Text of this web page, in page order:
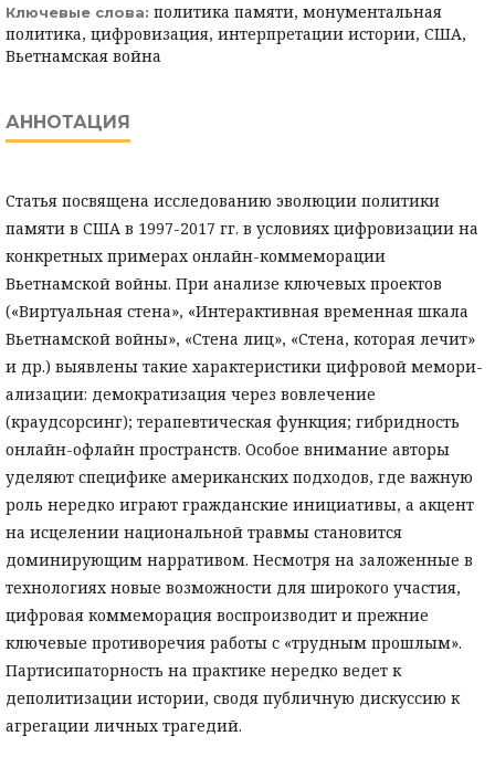
Ключевые слова: политика памяти, монументальная
политика, цифровизация, интерпретации истории, США,
Вьетнамская война
АННОТАЦИЯ
Статья посвящена исследованию эволюции политики
памяти в США в 1997-2017 гг. в условиях цифровизации на
конкретных примерах онлайн-коммеморации
Вьетнамской войны. При анализе ключевых проектов
(«Виртуальная стена», «Интерактивная временная шкала
Вьетнамской войны», «Стена лиц», «Стена, которая лечит»
и др.) выявлены такие характеристики цифровой мемори-
ализации: демократизация через вовлечение
(краудсорсинг); терапевтическая функция; гибридность
онлайн-офлайн пространств. Особое внимание авторы
уделяют специфике американских подходов, где важную
роль нередко играют гражданские инициативы, а акцент
на исцелении национальной травмы становится
доминирующим нарративом. Несмотря на заложенные в
технологиях новые возможности для широкого участия,
цифровая коммеморация воспроизводит и прежние
ключевые противоречия работы с «трудным прошлым».
Партисипаторность на практике нередко ведет к
деполитизации истории, сводя публичную дискуссию к
агрегации личных трагедий.